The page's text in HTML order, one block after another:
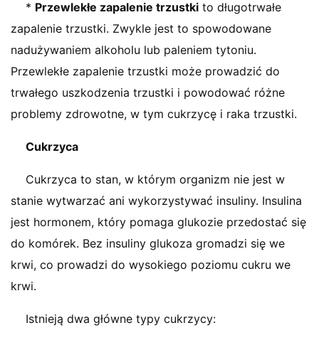
* Przewlekłe zapalenie trzustki to długotrwałe
zapalenie trzustki. Zwykle jest to spowodowane
nadużywaniem alkoholu lub paleniem tytoniu.
Przewlekłe zapalenie trzustki może prowadzić do
trwałego uszkodzenia trzustki i powodować różne
problemy zdrowotne, w tym cukrzycę i raka trzustki.
Cukrzyca
Cukrzyca to stan, w którym organizm nie jest w
stanie wytwarzać ani wykorzystywać insuliny. Insulina
jest hormonem, który pomaga glukozie przedostać się
do komórek. Bez insuliny glukoza gromadzi się we
krwi, co prowadzi do wysokiego poziomu cukru we
krwi.
Istnieją dwa główne typy cukrzycy: